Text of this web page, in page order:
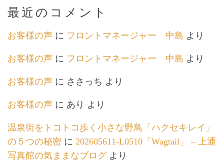
最近のコメント
お客様の声 に フロントマネージャー 中島 より
お客様の声 に フロントマネージャー 中島 より
お客様の声 に ささっち より
お客様の声 に あり より
温泉街をトコトコ歩く小さな野鳥「ハクセキレイ」
の５つの秘密 に 202605611-L0510「Wagtail」 – 上通
写真館の気ままなブログより